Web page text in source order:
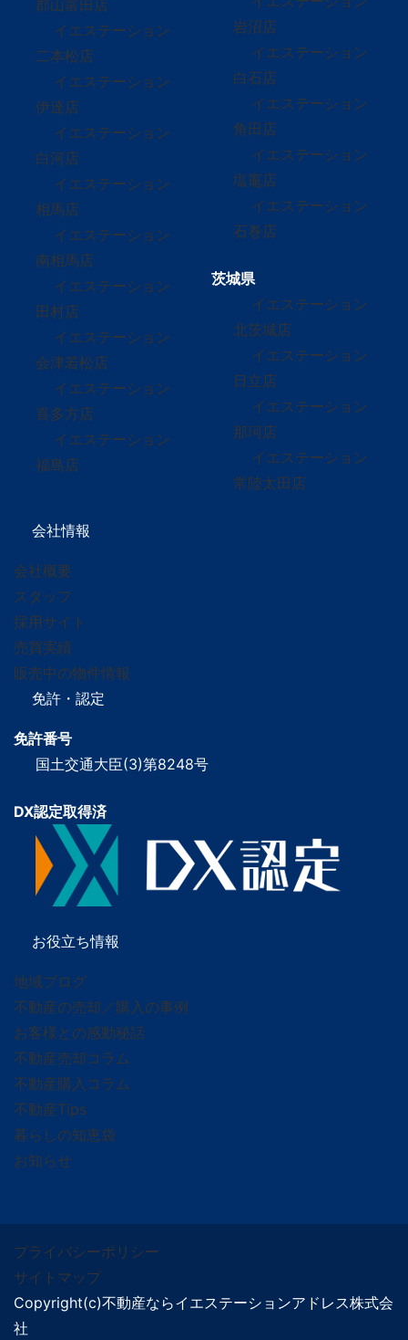
郡山富田店
イエステーション
二本松店
イエステーション
伊達店
イエステーション
白河店
イエステーション
相馬店
イエステーション
南相馬店
イエステーション
田村店
イエステーション
会津若松店
イエステーション
喜多方店
イエステーション
福島店
岩沼店
イエステーション
白石店
イエステーション
角田店
イエステーション
塩竈店
イエステーション
石巻店
茨城県
イエステーション
北茨城店
イエステーション
日立店
イエステーション
那珂店
イエステーション
常陸太田店
会社情報
会社概要
スタッフ
採用サイト
売買実績
販売中の物件情報
免許・認定
免許番号
国土交通大臣(3)第8248号
DX認定取得済
お役立ち情報
地域ブログ
不動産の売却／購入の事例
お客様との感動秘話
不動産売却コラム
不動産購入コラム
不動産Tips
暮らしの知恵袋
お知らせ
プライバシーポリシー
サイトマップ
Copyright(c)不動産ならイエステーションアドレス株式会
社